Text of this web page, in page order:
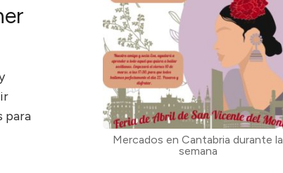
para
Mercados en Cantabria durante la
semana